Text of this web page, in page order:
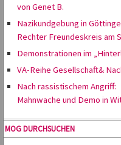
von Genet B.
Nazikundgebung in
Rechter Freundeskreis am
Demonstrationen im
VA-Reihe Gesellschaft&
Nach rassistischem Angriff:
Mahnwache und Demo in
MOG DURCHSUCHEN